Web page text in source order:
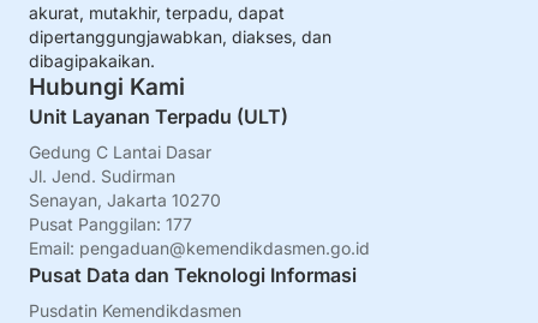
akurat, mutakhir, terpadu, dapat
dipertanggungjawabkan, diakses, dan
dibagipakaikan.
Hubungi Kami
Unit Layanan Terpadu (ULT)
Gedung C Lantai Dasar
Jl. Jend. Sudirman
Senayan, Jakarta 10270
Pusat Panggilan: 177
Email: pengaduan@kemendikdasmen.go.id
Pusat Data dan Teknologi Informasi
Pusdatin Kemendikdasmen